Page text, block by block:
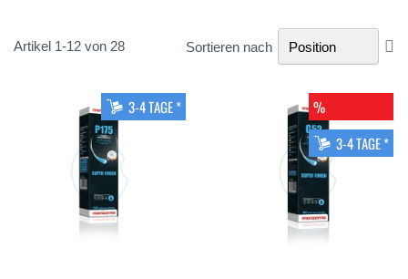
Artikel 1-12 von 28 Sortieren nach
3-4 TAGE *
%
3-4 TAGE *